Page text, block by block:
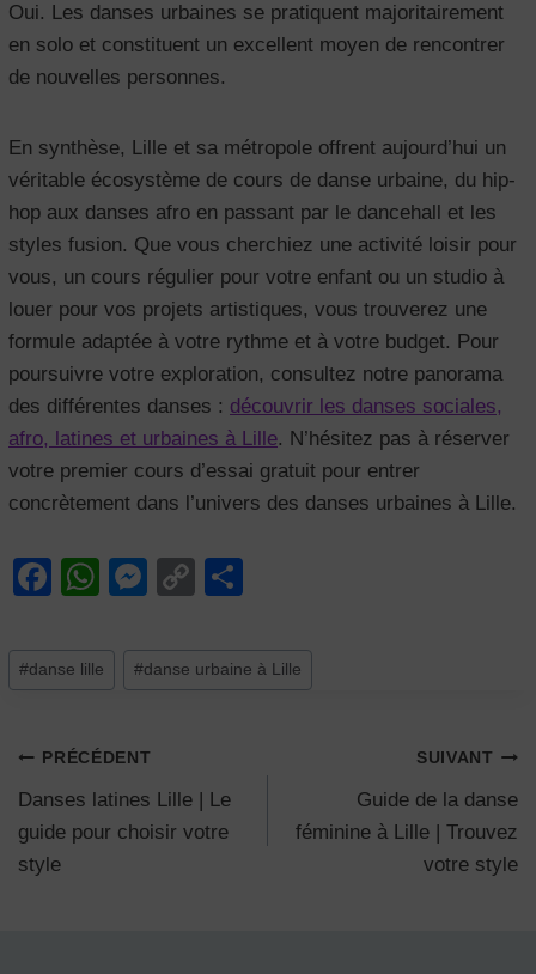
Oui. Les danses urbaines se pratiquent majoritairement
en solo et constituent un excellent moyen de rencontrer
de nouvelles personnes.
En synthèse, Lille et sa métropole offrent aujourd’hui un
véritable écosystème de cours de danse urbaine, du hip-
hop aux danses afro en passant par le dancehall et les
styles fusion. Que vous cherchiez une activité loisir pour
vous, un cours régulier pour votre enfant ou un studio à
louer pour vos projets artistiques, vous trouverez une
formule adaptée à votre rythme et à votre budget. Pour
poursuivre votre exploration, consultez notre panorama
des différentes danses : découvrir les danses sociales,
afro, latines et urbaines à Lille. N’hésitez pas à réserver
votre premier cours d’essai gratuit pour entrer
concrètement dans l’univers des danses urbaines à Lille.
F
c
e
o
o
k
W
at
s
p
p
M
ss
e
g
er
C
p
y
k
ta
g
Étiquettes
de
publication :
#danse lille #danse urbaine à Lille
Navigation
de
l’article
PRÉCÉDENT
Danses latines Lille | Le
guide pour choisir votre
style
SUIVANT
Guide de la danse
féminine à Lille | Trouvez
votre style